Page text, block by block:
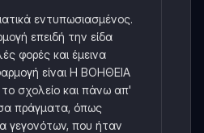
εντυπωσιασμένος.
επειδή την είδα
φορές και έμεινα
είναι Η ΒΟΗΘΕΙΑ
το σχολείο και πάνω απ'
πράγματα, όπως
γεγονότων, που ήταν